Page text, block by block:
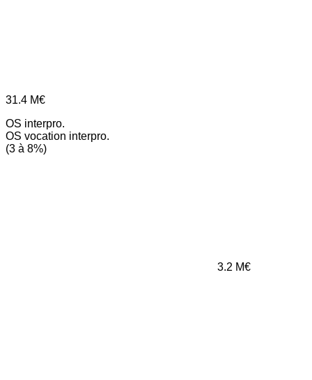
31.4 M€
OS interpro.
OS vocation interpro.
(3 à 8%)
3.2 M€